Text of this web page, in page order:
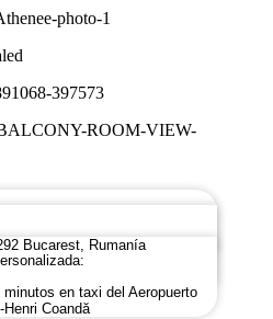
Bucarest, Rumanía
en taxi del Aeropuerto
Henri Coandă